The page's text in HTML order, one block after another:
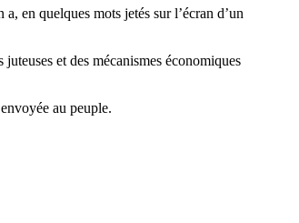
en quelques mots jetés sur l’écran d’un
et des mécanismes économiques
au peuple.